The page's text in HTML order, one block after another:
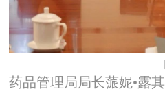
印度尼西
药品管理局局长蒎妮•露